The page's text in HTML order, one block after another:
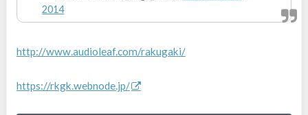
2014
http://www.audioleaf.com/rakugaki/
https://rkgk.webnode.jp/